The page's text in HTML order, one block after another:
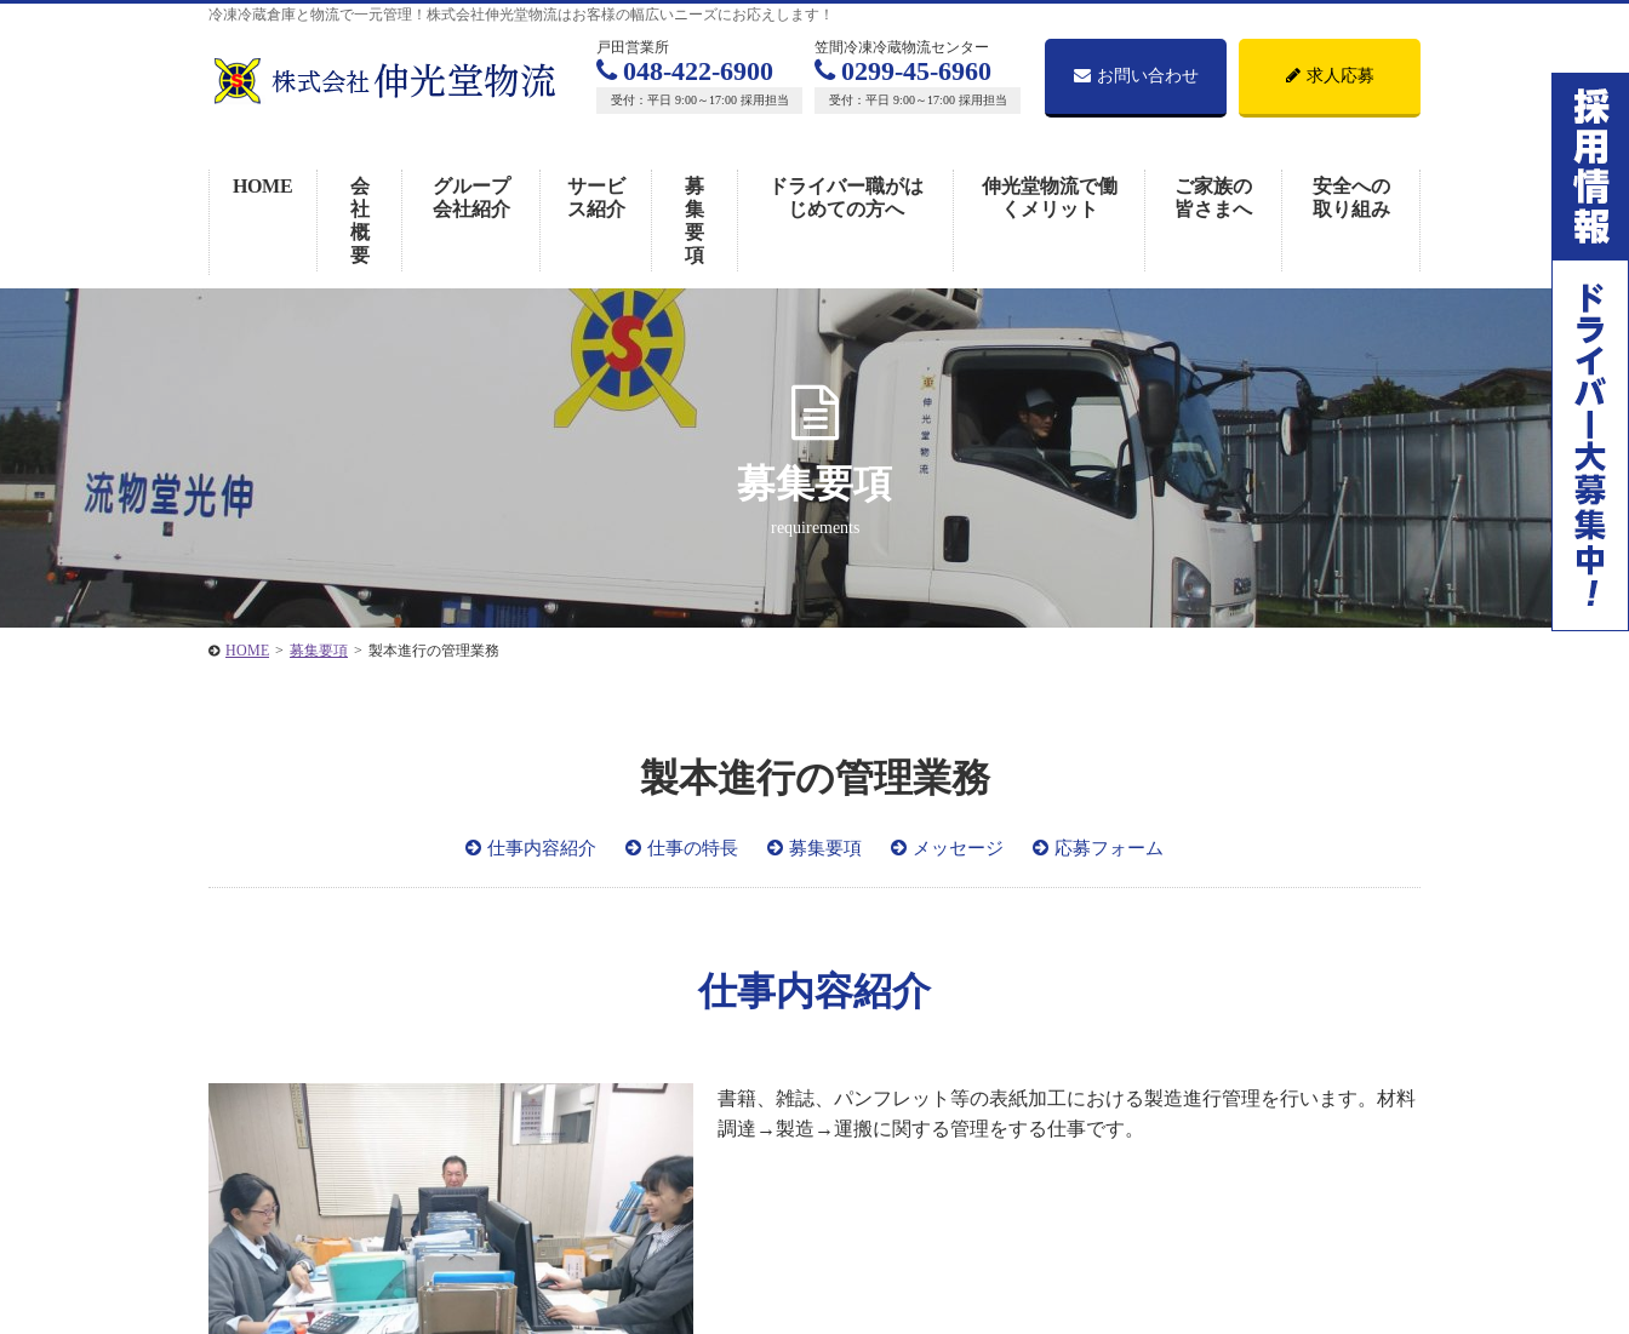
冷凍冷蔵倉庫と物流で一元管理！株式会社伸光堂物流はお客様の幅広いニーズにお応えします！
HOME
会
社
概
要
グループ
会社紹介
サービ
ス紹介
募
集
要
項
ドライバー職がは
じめての方へ
伸光堂物流で働
くメリット
ご家族の
皆さまへ
安全への
取り組み
お問い合わせ 求人応募
戸田営業所
048-422-6900
受付：平日 9:00～17:00 採用担当
笠間冷凍冷蔵物流センター
0299-45-6960
受付：平日 9:00～17:00 採用担当
募集要項
requirements
HOME > 募集要項 > 製本進行の管理業務
製本進行の管理業務
仕事内容紹介 仕事の特長 募集要項 メッセージ 応募フォーム
仕事内容紹介
書籍、雑誌、パンフレット等の表紙加工における製造進行管理を行います。材料
調達→製造→運搬に関する管理をする仕事です。